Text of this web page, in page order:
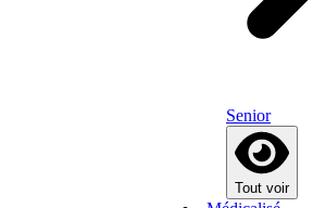
Senior
Tout voir